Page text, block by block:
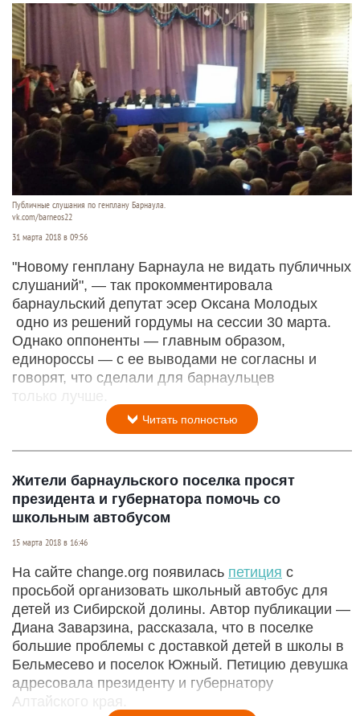
Публичные слушания по генплану Барнаула.
vk.com/barneos22
31 марта 2018 в 09:56
"Новому генплану Барнаула не видать публичных
слушаний", — так прокомментировала
барнаульский депутат эсер Оксана Молодых
одно из решений гордумы на сессии 30 марта.
Однако оппоненты — главным образом,
единороссы — с ее выводами не согласны и
говорят, что сделали для барнаульцев
только лучше.
Читать полностью
Жители барнаульского поселка просят
президента и губернатора помочь со
школьным автобусом
15 марта 2018 в 16:46
На сайте change.org появилась петиция с
просьбой организовать школьный автобус для
детей из Сибирской долины. Автор публикации —
Диана Заварзина, рассказала, что в поселке
большие проблемы с доставкой детей в школы в
Бельмесево и поселок Южный. Петицию девушка
адресовала президенту и губернатору
Алтайского края.